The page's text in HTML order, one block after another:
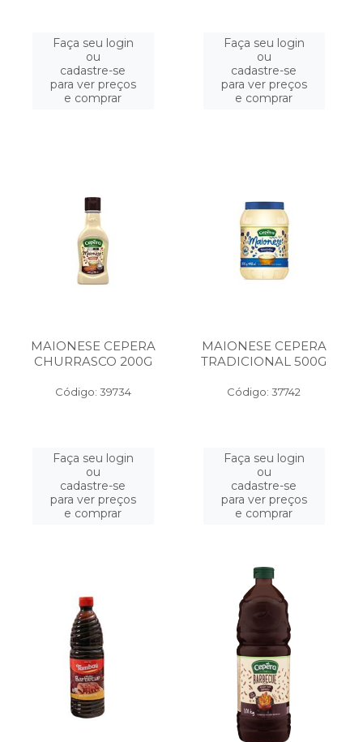
Faça seu login
ou
cadastre-se
para ver preços
e comprar
Faça seu login
ou
cadastre-se
para ver preços
e comprar
MAIONESE CEPERA
CHURRASCO 200G
Código: 39734
Faça seu login
ou
cadastre-se
para ver preços
e comprar
MAIONESE CEPERA
TRADICIONAL 500G
Código: 37742
Faça seu login
ou
cadastre-se
para ver preços
e comprar